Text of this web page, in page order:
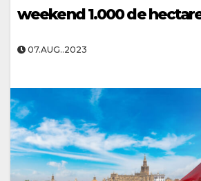
weekend 1.000 de
07.AUG..2023